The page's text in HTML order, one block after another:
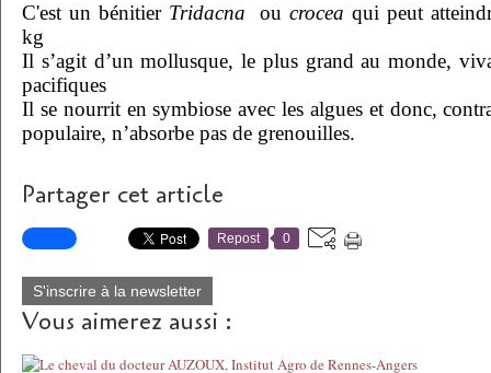
C'est un bénitier Tridacna oucrocea qui peut
kg
Il s’agit d’un mollusque, le plus grand au monde,
pacifiques
Il se nourrit en symbiose avec les algues et donc,
populaire, n’absorbe pas de grenouilles.
Partager cet article
Repost 0
S'inscrire à la newsletter
Vous aimerez aussi :